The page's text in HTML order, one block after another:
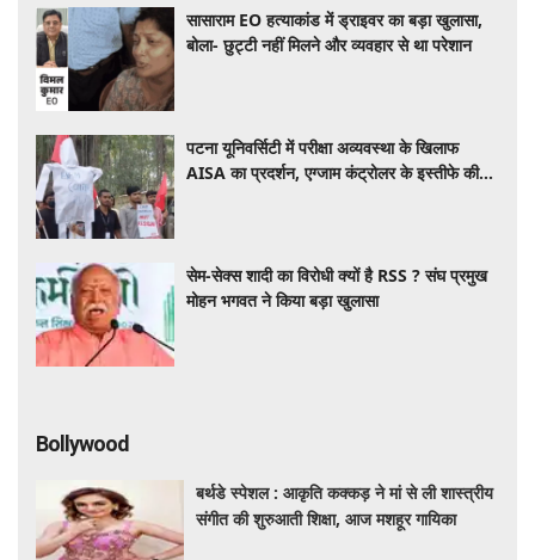
सासाराम EO हत्याकांड में ड्राइवर का बड़ा खुलासा,
बोला- छुट्टी नहीं मिलने और व्यवहार से था परेशान
पटना यूनिवर्सिटी में परीक्षा अव्यवस्था के खिलाफ
AISA का प्रदर्शन, एग्जाम कंट्रोलर के इस्तीफे की
सेम-सेक्स शादी का विरोधी क्यों है RSS ? संघ प्रमुख
मोहन भगवत ने किया बड़ा खुलासा
Bollywood
बर्थडे स्पेशल : आकृति कक्कड़ ने मां से ली शास्त्रीय
संगीत की शुरुआती शिक्षा, आज मशहूर गायिका